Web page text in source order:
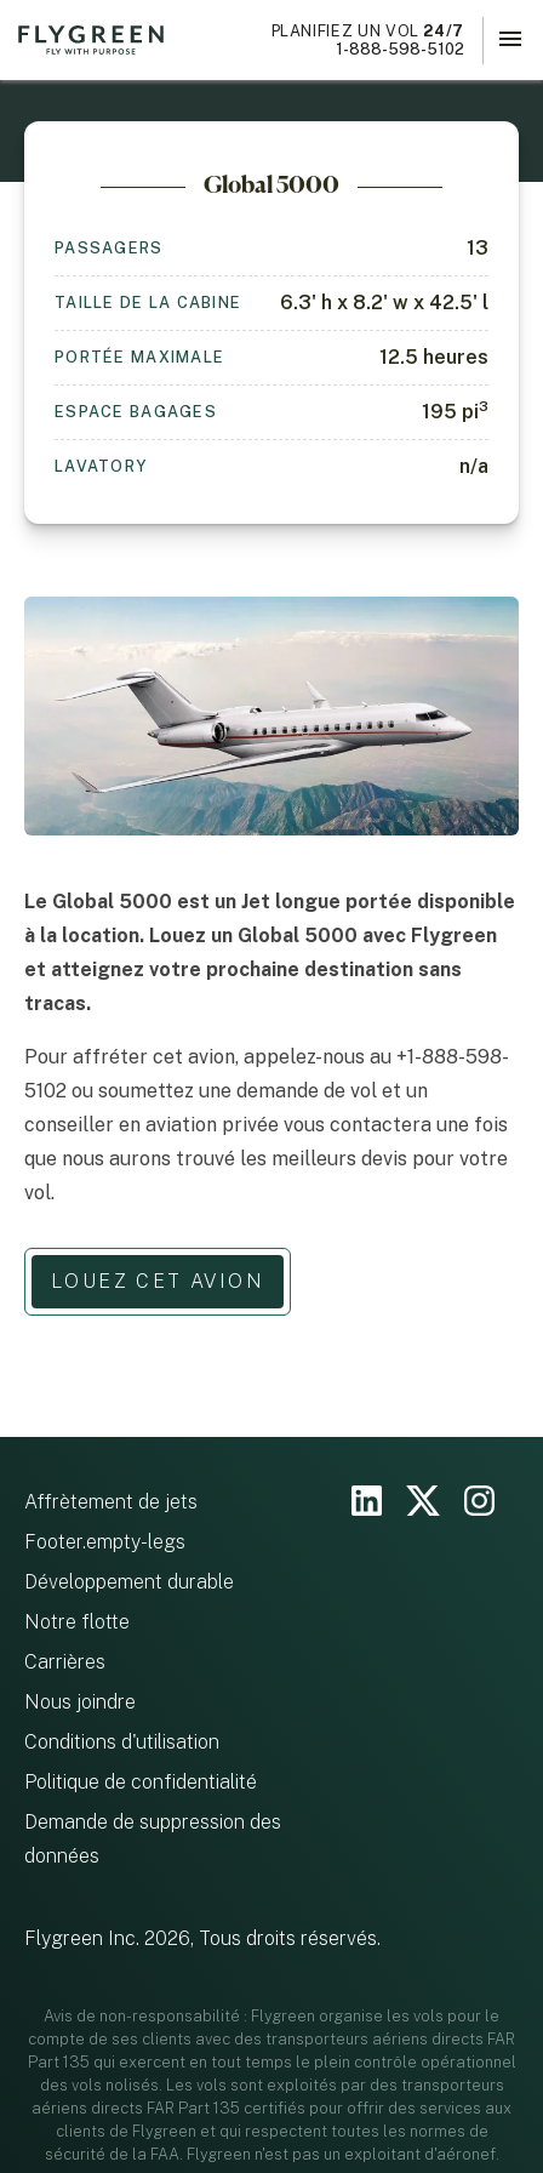
PLANIFIEZ UN VOL 24/7
1-888-598-5102
menu
×
Global 5000
PASSAGERS 13
TAILLE DE LA CABINE 6.3' h x 8.2' w x 42.5' l
PORTÉE MAXIMALE 12.5 heures
ESPACE BAGAGES 195 pi3
LAVATORY n/a
Le Global 5000 est un Jet longue portée disponible
à la location. Louez un Global 5000 avec Flygreen
et atteignez votre prochaine destination sans
tracas.
Pour affréter cet avion, appelez-nous au +1-888-598-
5102 ou soumettez une demande de vol et un
conseiller en aviation privée vous contactera une fois
que nous aurons trouvé les meilleurs devis pour votre
vol.
LOUEZ CET AVION
Flygreen Inc. 2026, Tous droits réservés.
Affrètement de jets
Footer.empty-legs
Développement durable
Notre flotte
Carrières
Nous joindre
Conditions d'utilisation
Politique de confidentialité
Demande de suppression des
données
Avis de non-responsabilité : Flygreen organise les vols pour le
compte de ses clients avec des transporteurs aériens directs FAR
Part 135 qui exercent en tout temps le plein contrôle opérationnel
des vols nolisés. Les vols sont exploités par des transporteurs
aériens directs FAR Part 135 certifiés pour offrir des services aux
clients de Flygreen et qui respectent toutes les normes de
sécurité de la FAA. Flygreen n'est pas un exploitant d'aéronef.